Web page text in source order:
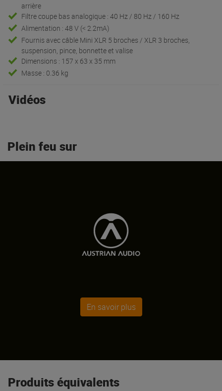
arrière
Filtre coupe bas analogique : 40 Hz / 80 Hz / 160 Hz
Alimentation : 48 V (< 2.2mA)
Fournis avec câble Mini XLR 5 broches / XLR 3 broches,
suspension, pince, bonnette et valise
Dimensions : 157 x 63 x 35 mm
Masse : 0.36 kg
Vidéos
Plein feu sur
En savoir plus
Produits équivalents